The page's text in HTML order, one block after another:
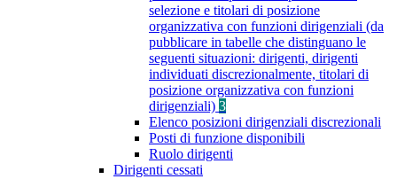
selezione e titolari di posizione
organizzativa con funzioni dirigenziali (da
pubblicare in tabelle che distinguano le
seguenti situazioni: dirigenti, dirigenti
individuati discrezionalmente, titolari di
posizione organizzativa con funzioni
dirigenziali) 3
Elenco posizioni dirigenziali discrezionali
Posti di funzione disponibili
Ruolo dirigenti
Dirigenti cessati